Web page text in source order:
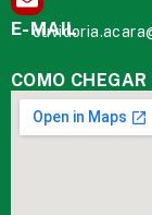
E-MAIL
COMO